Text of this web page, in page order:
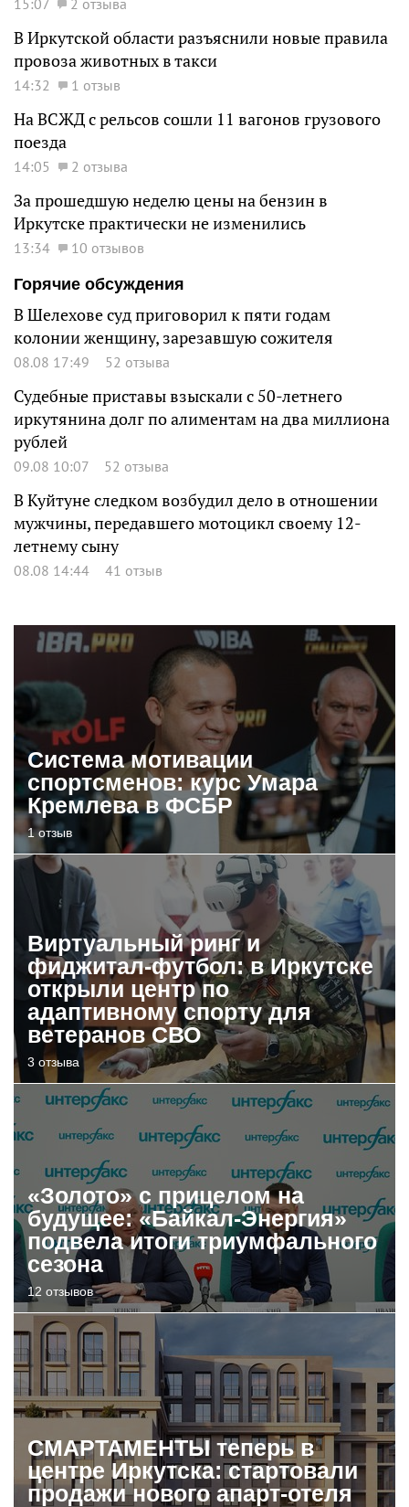
В Иркутской области разъяснили новые правила
провоза животных в такси
14:32 1 отзыв
На ВСЖД с рельсов сошли 11 вагонов грузового
поезда
14:05 2 отзыва
За прошедшую неделю цены на бензин в
Иркутске практически не изменились
13:34
10 отзывов
Горячие обсуждения
В Шелехове суд приговорил к пяти годам
колонии женщину, зарезавшую сожителя
08.08 17:49 52 отзыва
Судебные приставы взыскали с 50-летнего
иркутянина долг по алиментам на два миллиона
рублей
09.08 10:07 52 отзыва
В Куйтуне следком возбудил дело в отношении
мужчины, передавшего мотоцикл своему 12-
летнему сыну
08.08 14:44 41 отзыв
Система мотивации
спортсменов: курс Умара
Кремлева в ФСБР
1 отзыв
Виртуальный ринг и
фиджитал-футбол: в Иркутске
открыли центр по
адаптивному спорту для
ветеранов СВО
3 отзыва
«Золото» с прицелом на
будущее: «Байкал-Энергия»
подвела итоги триумфального
сезона
12 отзывов
СМАРТАМЕНТЫ теперь в
центре Иркутска: стартовали
продажи нового апарт-отеля